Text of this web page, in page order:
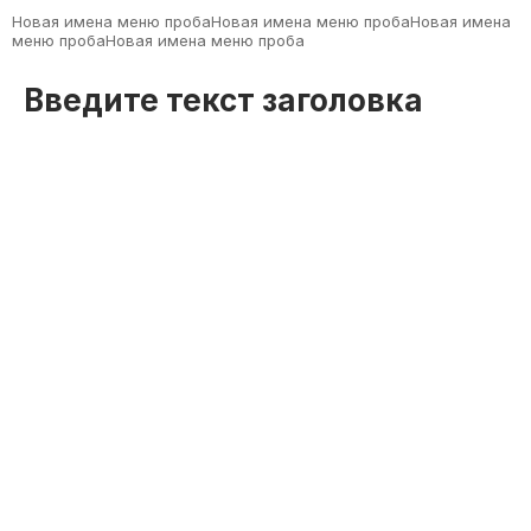
Новая имена меню пробаНовая имена меню пробаНовая имена
меню пробаНовая имена меню проба
Введите текст заголовка